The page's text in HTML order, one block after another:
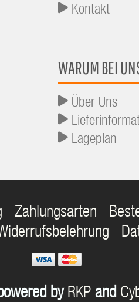
Kontakt
WARUM BEI
Über Uns
Lageplan
Zahlungsarten
by RKP and